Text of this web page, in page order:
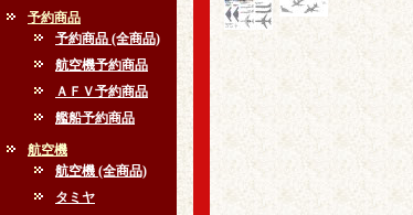
予約商品
予約商品 (全商品)
航空機予約商品
ＡＦＶ予約商品
艦船予約商品
航空機
航空機 (全商品)
タミヤ